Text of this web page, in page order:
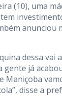
(10), uma
anunciou
dessa
já
disse a